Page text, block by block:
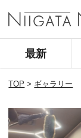
最新
TOP > ギャラリー